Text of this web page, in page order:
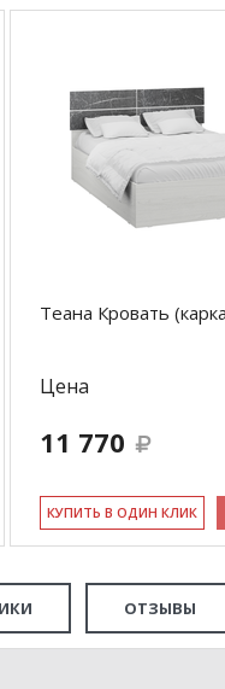
Теана Кровать
Цена
11 770
КУ­ПИТЬ В ОДИН КЛИК
ОТЗЫВЫ